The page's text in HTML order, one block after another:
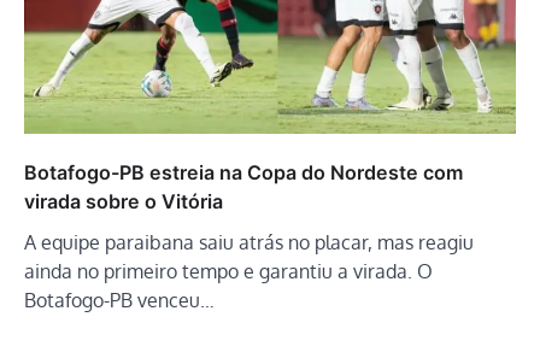
Botafogo-PB estreia na Copa do Nordeste com
virada sobre o Vitória
A equipe paraibana saiu atrás no placar, mas reagiu
ainda no primeiro tempo e garantiu a virada. O
Botafogo-PB venceu…